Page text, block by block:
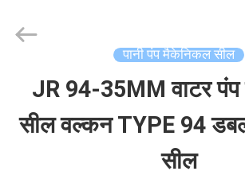
International
Reserved.
पानी पंप मैकेनिकल सील
JR 94-35MM वाटर
सील वल्कन TYPE 94
सील